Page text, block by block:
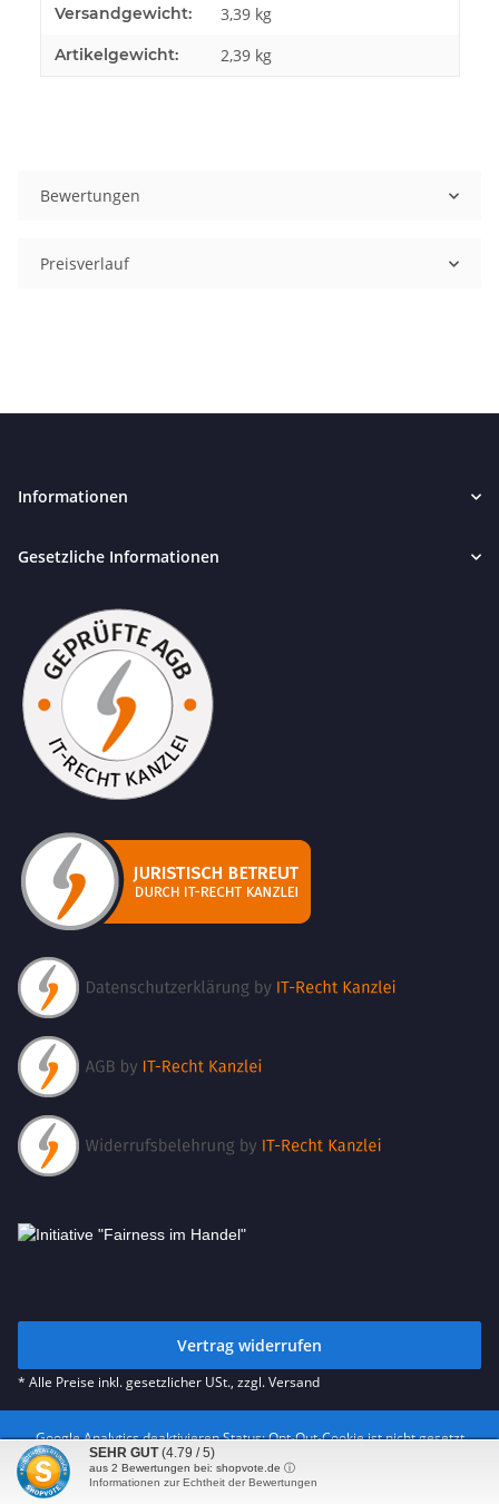
Produkteigenschaft
Wert
Versandgewicht: 3,39 kg
Artikelgewicht: 2,39 kg
Bewertungen
Preisverlauf
Informationen
Gesetzliche Informationen
Vertrag widerrufen
* Alle Preise inkl. gesetzlicher USt., zzgl.Versand
Google Analytics deaktivierenStatus: Opt-Out-Cookie ist nicht gesetzt
(Tracking aktiv)
© cowlug.de Besucherzähler: 844418
SEHR GUT (4.79 / 5)
aus 2 Bewertungen bei: shopvote.de ⓘ
Informationen zur Echtheit der Bewertungen